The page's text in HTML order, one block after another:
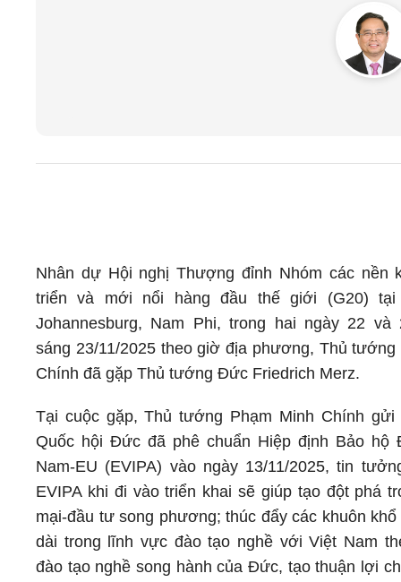
Nhân dự Hội nghị Thượng đỉnh Nhóm các nền
triển và mới nổi hàng đầu thế giới (G20) tại
Johannesburg, Nam Phi, trong hai ngày 22 và
sáng 23/11/2025 theo giờ địa phương, Thủ tướng
Chính đã gặp Thủ tướng Đức Friedrich Merz.
Tại cuộc gặp, Thủ tướng Phạm Minh Chính
Quốc hội Đức đã phê chuẩn Hiệp định Bảo hộ
Nam-EU (EVIPA) vào ngày 13/11/2025, tin
EVIPA khi đi vào triển khai sẽ giúp tạo đột phá
mại-đầu tư song phương; thúc đẩy các khuôn
dài trong lĩnh vực đào tạo nghề với Việt Nam
đào tạo nghề song hành của Đức, tạo thuận lợi